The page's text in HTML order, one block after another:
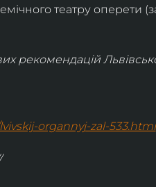
театру оперети
рекомендацій
organnyj-zal-533.html